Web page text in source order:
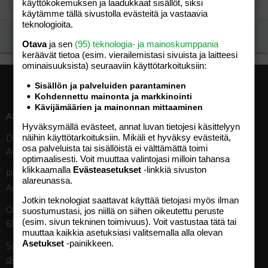
ASIAKASPALVELU
Digipalvelut (09) 156 6227
Avoinna ma–pe 8–19
Painettu lehti (09) 156 665
Avoinna ma–pe 8–19
Otavamedian vaihde (09) 156
61
Sähköposti (digi)
digi@otavamedia.fi
Tekniset tiedot, aikataulut ja
ilmoitushinnat
Tietoa verkon kävijöistä
Käyttöehdot
TUOTTEET
käyttökokemuksen ja laadukkaat sisällöt, siksi
käytämme tällä sivustolla evästeitä ja vastaavia
teknologioita.
Otavaja sen (95) teknologia- ja mainoskumppania
keräävät tietoa (esim. vierailemis­tasi sivuista ja laitteesi
ominaisuuk­sista) seuraaviin käyttötarkoituksiin:
Sisällön ja palveluiden parantaminen
Kohdennettu mainonta ja markkinointi
Kävijämäärien ja mainonnan mittaaminen
Hyväksymällä evästeet, annat luvan tietojesi käsittelyyn
näihin käyttötarkoituksiin. Mikäli et hyväksy evästeitä,
osa palveluista tai sisällöistä ei välttämättä toimi
optimaalisesti. Voit muuttaa valintojasi milloin tahansa
klikkaamalla Evästeasetukset -linkkiä sivuston
alareunassa.
Jotkin teknologiat saattavat käyttää tietojasi myös ilman
suostumustasi, jos niillä on siihen oikeutettu peruste
(esim. sivun tekninen toimivuus). Voit vastustaa tätä tai
muuttaa kaikkia asetuksiasi valitsemalla alla olevan
Asetukset -painikkeen.